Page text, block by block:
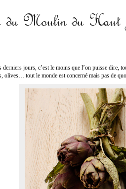
à la casserole.» Fabienne PETIT
du Moulin du Haut
derniers jours, c’est le moins que l’on puisse dire,
olives… tout le monde est concerné mais pas de